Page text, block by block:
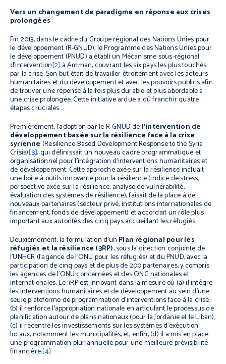
Vers un changement de paradigme en réponse aux crises
prolongées
Fin 2013, dans le cadre du Groupe régional des Nations Unies pour
le développement (R-GNUD), le Programme des Nations Unies pour
le développement (PNUD) a établi un Mécanisme sous-régional
d’intervention[2] à Amman, couvrant les six pays les plus touchés
par la crise. Son but était de travailler étroitement avec les acteurs
humanitaires et du développement et avec les pouvoirs publics afin
de trouver une réponse à la fois plus durable et plus abordable à
une crise prolongée. Cette initiative ardue a dû franchir quatre
étapes cruciales :
Premièrement, l’adoption par le R-GNUD de l’intervention de
développement basée sur la résilience face à la crise
syrienne (Resilience-Based Development Response to the Syria
Crisis)[3], qui définissait un nouveau cadre programmatique et
organisationnel pour l’intégration d’interventions humanitaires et
de développement. Cette approche axée sur la résilience incluait
une boîte à outils innovante pour la résilience (indice de stress,
perspective axée sur la résilience, analyse de vulnérabilité,
évaluation des systèmes de résilience), faisait de la place à de
nouveaux partenaires (secteur privé, institutions internationales de
financement, fonds de développement) et accordait un rôle plus
important aux autorités des cinq pays accueillant les réfugiés.
Deuxièmement, la formulation d’un Plan régional pour les
réfugiés et la résilience (3RP), sous la direction conjointe de
l’UNHCR (l’agence de l’ONU pour les réfugiés) et du PNUD, avec la
participation de cinq pays et de plus de 200 partenaires, y compris
les agences de l’ONU concernées et des ONG nationales et
internationales. Le 3RP est innovant dans la mesure où (a) il intègre
les interventions humanitaires et de développement au sein d’une
seule plateforme de programmation d’interventions face à la crise,
(b) il renforce l’appropriation nationale en articulant le processus de
planification autour de plans nationaux (pour la Jordanie et le Liban),
(c) il recentre les investissements sur les systèmes d’exécution
locaux, notamment les municipalités, et, enfin, (d) il a mis en place
une programmation pluriannuelle pour une meilleure prévisibilité
financière.[4]